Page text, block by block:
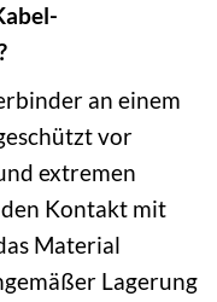
an einem
vor
extremen
Kontakt mit
Material
Lagerung